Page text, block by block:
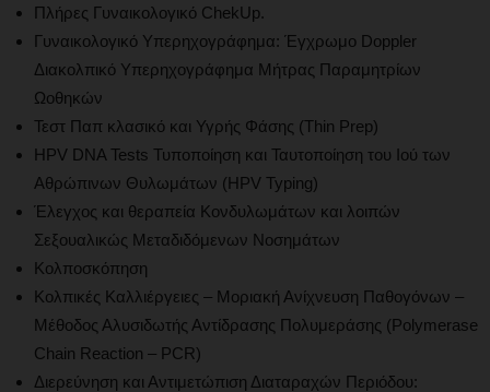
Πλήρες Γυναικολογικό ChekUp.
Γυναικολογικό Υπερηχογράφημα: Έγχρωμο Doppler
Διακολπικό Υπερηχογράφημα Μήτρας Παραμητρίων
Ωοθηκών
Τεστ Παπ κλασικό και Υγρής Φάσης (Thin Prep)
HPV DNA Tests Τυποποίηση και Ταυτοποίηση του Ιού των
Αθρώπινων Θυλωμάτων (HPV Typing)
Έλεγχος και θεραπεία Κονδυλωμάτων και λοιπών
Σεξουαλικώς Μεταδιδόμενων Νοσημάτων
Κολποσκόπηση
Κολπικές Καλλιέργειες – Μοριακή Ανίχνευση Παθογόνων –
Μέθοδος Αλυσιδωτής Αντίδρασης Πολυμεράσης (Polymerase
Chain Reaction – PCR)
Διερεύνηση και Αντιμετώπιση Διαταραχών Περιόδου: